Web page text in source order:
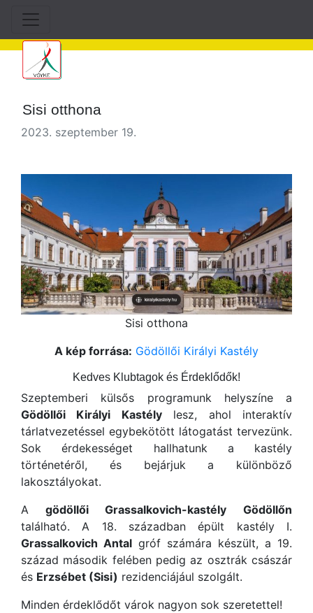
Sisi otthona
2023. szeptember 19.
Sisi otthona
A kép forrása: Gödöllői Királyi Kastély
Kedves Klubtagok és Érdeklődők!
Szeptemberi külsős programunk helyszíne a
Gödöllői Királyi Kastélylesz, ahol interaktív
tárlatvezetéssel egybekötött látogatást tervezünk.
Sok érdekességet hallhatunk a kastély
történetéről, és bejárjuk a különböző
lakosztályokat.
A gödöllői Grassalkovich-kastély
Gödöllőn
található. A 18. században épült kastély I.
Grassalkovich Antal gróf számára készült, a 19.
század második felében pedig az osztrák császár
és Erzsébet (Sisi) rezidenciájául szolgált.
Minden érdeklődőt várok nagyon sok szeretettel!